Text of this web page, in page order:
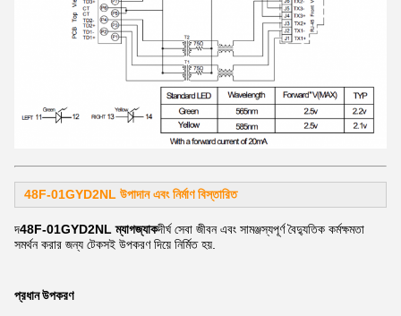
48F-01GYD2NL উপাদান এবং নির্মাণ বিস্তারিত
দ48F-01GYD2NL ম্যাগজ্যাকদীর্ঘ সেবা জীবন এবং সামঞ্জস্যপূর্ণ বৈদ্যুতিক কর্মক্ষমতা
সমর্থন করার জন্য টেকসই উপকরণ দিয়ে নির্মিত হয়.
প্রধান উপকরণ